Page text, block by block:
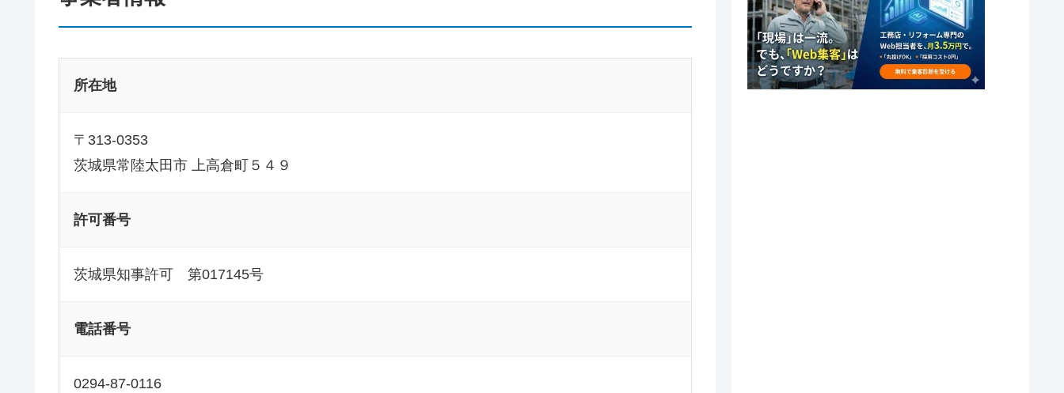
所在地
〒313-0353
茨城県常陸太田市 上高倉町５４９
許可番号
茨城県知事許可 第017145号
電話番号
0294-87-0116